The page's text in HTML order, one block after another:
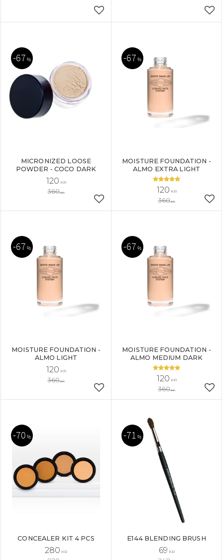
Añadir a favoritos
MICRONIZED LOOSE
POWDER - COCO DARK
120 KR
360KR
67 %
Añadir a favoritos
MOISTURE FOUNDATION -
ALMO EXTRA LIGHT
120 KR
360KR
67 %
MOISTURE FOUNDATION -
ALMO LIGHT
120 KR
360KR
67 %
Añadir a favoritos
MOISTURE FOUNDATION -
ALMO MEDIUM DARK
120 KR
360KR
67 %
CONCEALER KIT 4 PCS
280 KR
70 %
E144 BLENDING BRUSH
69 KR
71 %